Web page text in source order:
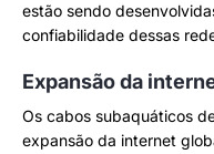
estão sendo
confiabilidade dessas
Expansão da
Os cabos subaquáticos
expansão da internet